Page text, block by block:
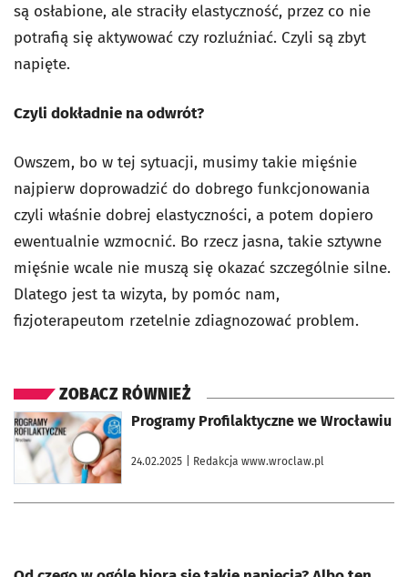
są osłabione, ale straciły elastyczność, przez co nie
potrafią się aktywować czy rozluźniać. Czyli są zbyt
napięte.
Czyli dokładnie na odwrót?
Owszem, bo w tej sytuacji, musimy takie mięśnie
najpierw doprowadzić do dobrego funkcjonowania
czyli właśnie dobrej elastyczności, a potem dopiero
ewentualnie wzmocnić. Bo rzecz jasna, takie sztywne
mięśnie wcale nie muszą się okazać szczególnie silne.
Dlatego jest ta wizyta, by pomóc nam,
fizjoterapeutom rzetelnie zdiagnozować problem.
ZOBACZ RÓWNIEŻ
Programy Profilaktyczne we Wrocławiu
24.02.2025 | Redakcja www.wroclaw.pl
otworzy się w nowej karcie